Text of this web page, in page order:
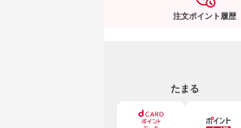
注文ポイント履歴
たまる